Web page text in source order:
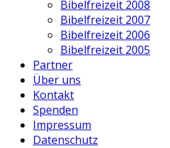
Bibelfreizeit 2008
Bibelfreizeit 2007
Bibelfreizeit 2006
Bibelfreizeit 2005
Partner
Über uns
Kontakt
Spenden
Impressum
Datenschutz